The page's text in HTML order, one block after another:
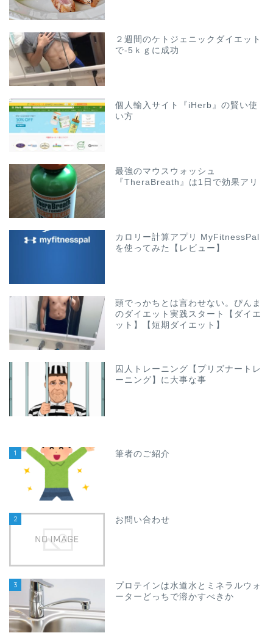
２週間のケトジェニックダイエット
で-5ｋｇに成功
個人輸入サイト『iHerb』の賢い使
い方
最強のマウスウォッシュ
『TheraBreath』は1日で効果アリ
カロリー計算アプリ MyFitnessPal
を使ってみた【レビュー】
頭でっかちとは言わせない。ぴんま
のダイエット実践スタート【ダイエ
ット】【短期ダイエット】
囚人トレーニング【プリズナートレ
ーニング】に大事な事
1 筆者のご紹介
2 お問い合わせ
3
プロテインは水道水とミネラルウォ
ーターどっちで溶かすべきか